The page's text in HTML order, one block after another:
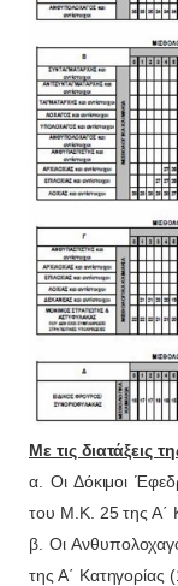
Με τις διατάξεις
α. Οι Δόκιμοι
του Μ.Κ. 25 της Α΄
β. Οι
της Α΄ Κατηγορίας